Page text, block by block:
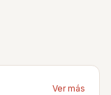
Ver más